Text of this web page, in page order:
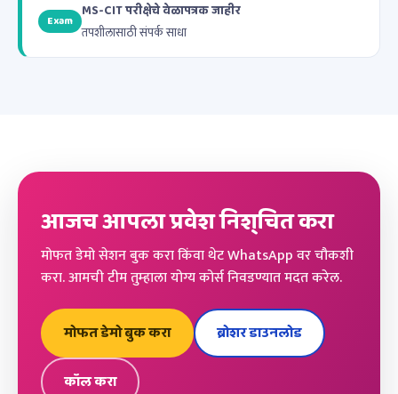
Exam
MS-CIT परीक्षेचे वेळापत्रक जाहीर
तपशीलासाठी संपर्क साधा
आजच आपला प्रवेश निश्चित करा
मोफत डेमो सेशन बुक करा किंवा थेट WhatsApp वर चौकशी
करा. आमची टीम तुम्हाला योग्य कोर्स निवडण्यात मदत करेल.
मोफत डेमो बुक करा ब्रोशर डाउनलोड
कॉल करा